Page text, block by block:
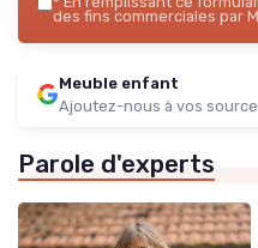
des fins commerciales par
Meuble enfant
Ajoutez-nous à vos
Parole d'experts